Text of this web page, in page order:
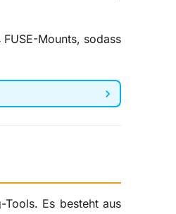
Mounts, sodass
Es besteht aus